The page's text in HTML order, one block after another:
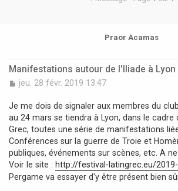
Praor Acamas
Manifestations autour de l'Iliade à Lyon
M
s
a
g
e
jeu. 28 févr. 2019 13:47
Je me dois de signaler aux membres du
au 24 mars se tiendra à Lyon, dans le cadre
Grec, toutes une série de manifestations
Conférences sur la guerre de Troie et
publiques, événements sur scènes, etc. A
Voir le site : http://festival-latingrec.eu/
Pergame va essayer d'y être présent bien